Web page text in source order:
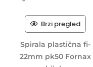
Brzi pregled
Spirala plastična fi-
22mm pk50 Fornax